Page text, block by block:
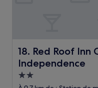
18. Red Roof Inn
Independence
Red Roof Inn
Hébergement